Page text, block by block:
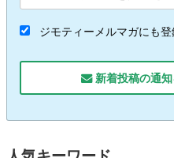
ジモティーメルマガにも登
新着投稿の通知